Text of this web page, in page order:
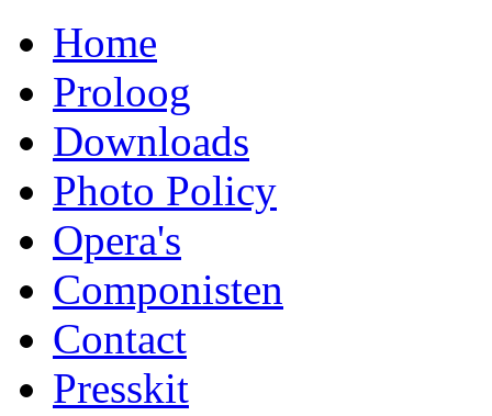
Home
Proloog
Downloads
Photo Policy
Opera's
Componisten
Contact
Presskit